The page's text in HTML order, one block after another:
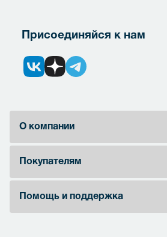
Присоединяйся к нам
О компании
Покупателям
Помощь и поддержка